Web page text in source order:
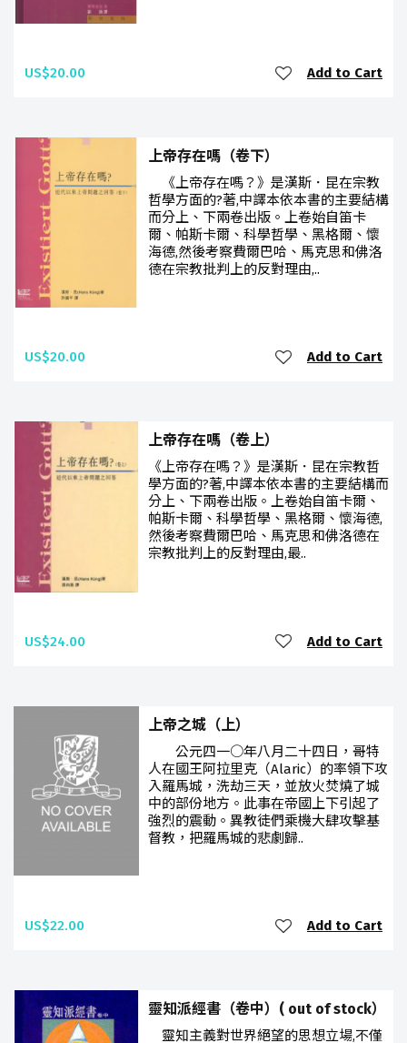
US$20.00 Add to Cart
上帝存在嗎（卷下）
《上帝存在嗎？》是漢斯．昆在宗教
哲學方面的?著,中譯本依本書的主要結構
而分上、下兩卷出版。上卷始自笛卡
爾、帕斯卡爾、科學哲學、黑格爾、懷
海德,然後考察費爾巴哈、馬克思和佛洛
德在宗教批判上的反對理由,..
US$20.00 Add to Cart
上帝存在嗎（卷上）
《上帝存在嗎？》是漢斯．昆在宗教哲
學方面的?著,中譯本依本書的主要結構而
分上、下兩卷出版。上卷始自笛卡爾、
帕斯卡爾、科學哲學、黑格爾、懷海德,
然後考察費爾巴哈、馬克思和佛洛德在
宗教批判上的反對理由,最..
US$24.00 Add to Cart
上帝之城（上）
公元四一○年八月二十四日，哥特
人在國王阿拉里克（Alaric）的率領下攻
入羅馬城，洗劫三天，並放火焚燒了城
中的部份地方。此事在帝國上下引起了
強烈的震動。異教徒們乘機大肆攻擊基
督教，把羅馬城的悲劇歸..
US$22.00 Add to Cart
靈知派經書（卷中）( out of stock）
靈知主義對世界絕望的思想立場,不僅